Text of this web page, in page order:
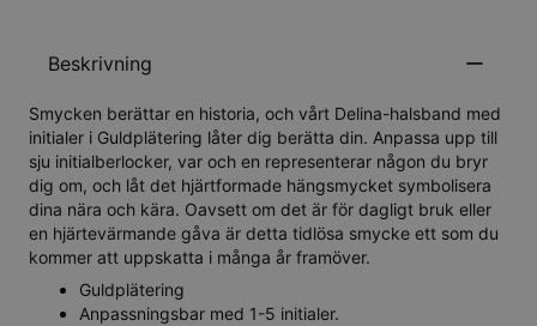
Beskrivning
Smycken berättar en historia, och vårt Delina-halsband med
initialer i Guldplätering låter dig berätta din. Anpassa upp till
sju initialberlocker, var och en representerar någon du bryr
dig om, och låt det hjärtformade hängsmycket symbolisera
dina nära och kära. Oavsett om det är för dagligt bruk eller
en hjärtevärmande gåva är detta tidlösa smycke ett som du
kommer att uppskatta i många år framöver.
Guldplätering
Anpassningsbar med 1-5 initialer.